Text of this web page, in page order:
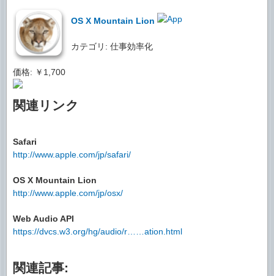
OS X Mountain Lion
カテゴリ: 仕事効率化
価格: ￥1,700
関連リンク
Safari
http://www.apple.com/jp/safari/
OS X Mountain Lion
http://www.apple.com/jp/osx/
Web Audio API
https://dvcs.w3.org/hg/audio/r……ation.html
関連記事: